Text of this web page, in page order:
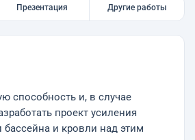
Презентация Другие работы
способность и, в случае
проект усиления
бассейна и кровли над этим